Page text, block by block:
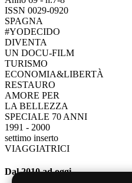
ISSN 0029-0920
SPAGNA
#YODECIDO
DIVENTA
UN DOCU-FILM
TURISMO
ECONOMIA&LIBERTÀ
RESTAURO
AMORE PER
LA BELLEZZA
SPECIALE 70 ANNI
1991 - 2000
settimo inserto
VIAGGIATRICI
Dal 2010 ad oggi